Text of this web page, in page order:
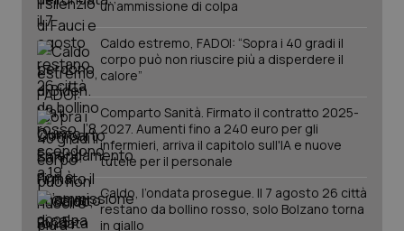
un’ammissione di colpa
Caldo estremo, FADOI: “Sopra i 40 gradi il
corpo può non riuscire più a disperdere il
calore”
Comparto Sanità. Firmato il contratto 2025-
2027. Aumenti fino a 240 euro per gli
infermieri, arriva il capitolo sull'IA e nuove
tutele per il personale
Caldo, l’ondata prosegue. Il 7 agosto 26 città
restano da bollino rosso, solo Bolzano torna
in giallo